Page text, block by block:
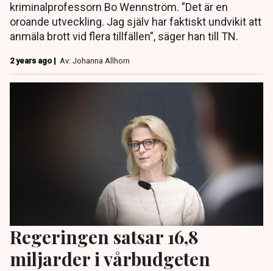
kriminalprofessorn Bo Wennström. ”Det är en
oroande utveckling. Jag själv har faktiskt undvikit att
anmäla brott vid flera tillfällen”, säger han till TN.
2 years ago | Av: Johanna Allhorn
Regeringen satsar 16,8
miljarder i vårbudgeten